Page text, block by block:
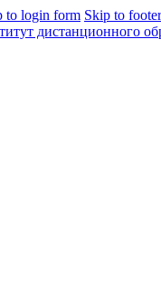
to login form Skip to footer